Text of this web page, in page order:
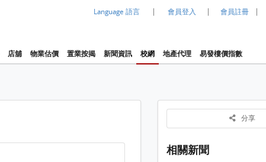
Language 語言 | 會員登入 | 會員註冊 |
店舖 物業估價 置業按揭 新聞資訊 校網 地產代理 易發樓價指數
分享
相關新聞